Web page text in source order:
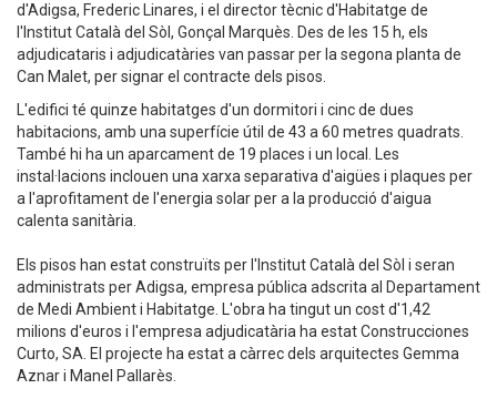
d'Adigsa, Frederic Linares, i el director tècnic d'Habitatge de
l'Institut Català del Sòl, Gonçal Marquès. Des de les 15 h, els
adjudicataris i adjudicatàries van passar per la segona planta de
Can Malet, per signar el contracte dels pisos.
L'edifici té quinze habitatges d'un dormitori i cinc de dues
habitacions, amb una superfície útil de 43 a 60 metres quadrats.
També hi ha un aparcament de 19 places i un local. Les
instal·lacions inclouen una xarxa separativa d'aigües i plaques per
a l'aprofitament de l'energia solar per a la producció d'aigua
calenta sanitària.
Els pisos han estat construïts per l'Institut Català del Sòl i seran
administrats per Adigsa, empresa pública adscrita al Departament
de Medi Ambient i Habitatge. L'obra ha tingut un cost d'1,42
milions d'euros i l'empresa adjudicatària ha estat Construcciones
Curto, SA. El projecte ha estat a càrrec dels arquitectes Gemma
Aznar i Manel Pallarès.